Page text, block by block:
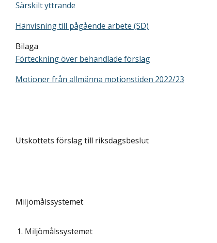
Särskilt yttrande
Hänvisning till pågående arbete (SD)
Bilaga
Förteckning över behandlade förslag
Motioner från allmänna motionstiden 2022/23
Utskottets förslag till riksdagsbeslut
Miljömålssystemet
1. Miljömålssystemet